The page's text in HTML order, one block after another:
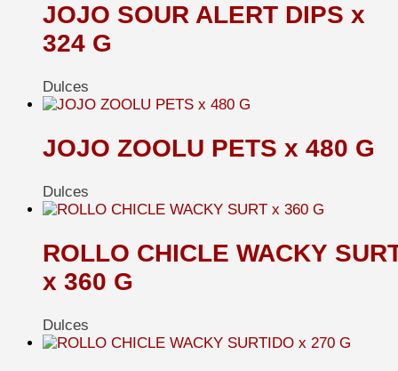
JOJO SOUR ALERT DIPS x
324 G
Dulces
JOJO ZOOLU PETS x 480 G
Dulces
ROLLO CHICLE WACKY
x 360 G
Dulces